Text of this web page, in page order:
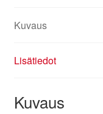
Kuvaus
Lisätiedot
Kuvaus